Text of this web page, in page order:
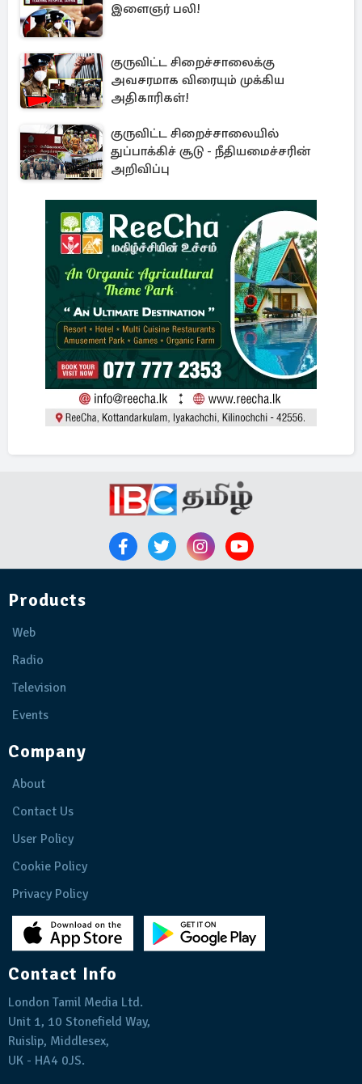
இளைஞர் பலி!
குருவிட்ட சிறைச்சாலைக்கு
அவசரமாக விரையும் முக்கிய
அதிகாரிகள்!
குருவிட்ட சிறைச்சாலையில்
துப்பாக்கிச் சூடு - நீதியமைச்சரின்
அறிவிப்பு
Products
Web
Radio
Television
Events
Company
About
Contact Us
User Policy
Cookie Policy
Privacy Policy
Contact Info
London Tamil Media Ltd.
Unit 1, 10 Stonefield Way,
Ruislip, Middlesex,
UK - HA4 0JS.